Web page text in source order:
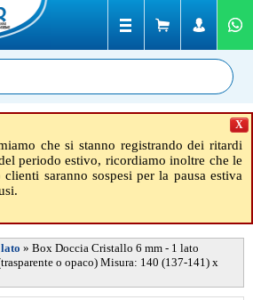
che si stanno registrando dei ritardi
periodo estivo, ricordiamo inoltre che le
saranno sospesi per la pausa estiva
X
» Box Doccia Cristallo 6 mm - 1 lato
o opaco) Misura: 140 (137-141) x